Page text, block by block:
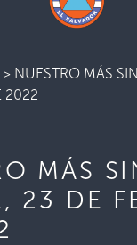
> NUESTRO MÁS
2022
MÁS
23 DE